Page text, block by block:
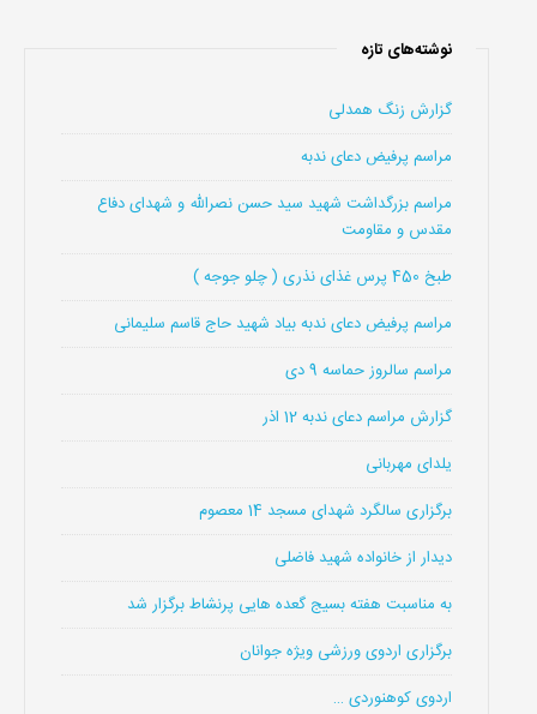
نوشته‌های تازه
گزارش زنگ همدلی
مراسم پرفیض دعای ندبه
مراسم بزرگداشت شهید سید حسن نصرالله و شهدای دفاع
مقدس و مقاومت
طبخ 450 پرس غذای نذری ( چلو جوجه )
مراسم پرفیض دعای ندبه بیاد شهید حاج قاسم سلیمانی
مراسم سالروز حماسه 9 دی
گزارش مراسم دعای ندبه 12 اذر
یلدای مهربانی
برگزاری سالگرد شهدای مسجد 14 معصوم
دیدار از خانواده شهید فاضلی
به مناسبت هفته بسیج گعده هایی پرنشاط برگزار شد
برگزاری اردوی ورزشی ویژه جوانان
اردوی کوهنوردی …